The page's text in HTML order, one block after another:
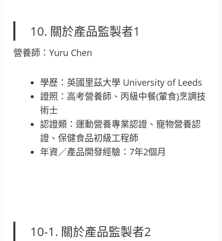
10. 關於產品監製者1
營養師：Yuru Chen
學歷：英國里茲大學 University of Leeds
證照：高考營養師、丙級中餐(葷食)烹調技
術士
認證類：運動營養專業認證、寵物營養認
證、保健食品初級工程師
年資／產品開發經驗：7年2個月
10-1. 關於產品監製者2